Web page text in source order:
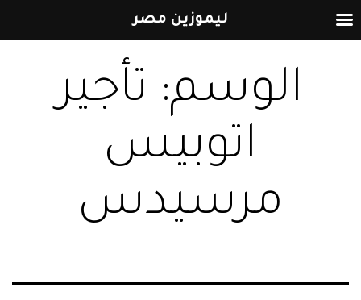
إلى
المحتوىالوسم: تأجير
اتوبيس
مرسيدس
ليموزين مصر